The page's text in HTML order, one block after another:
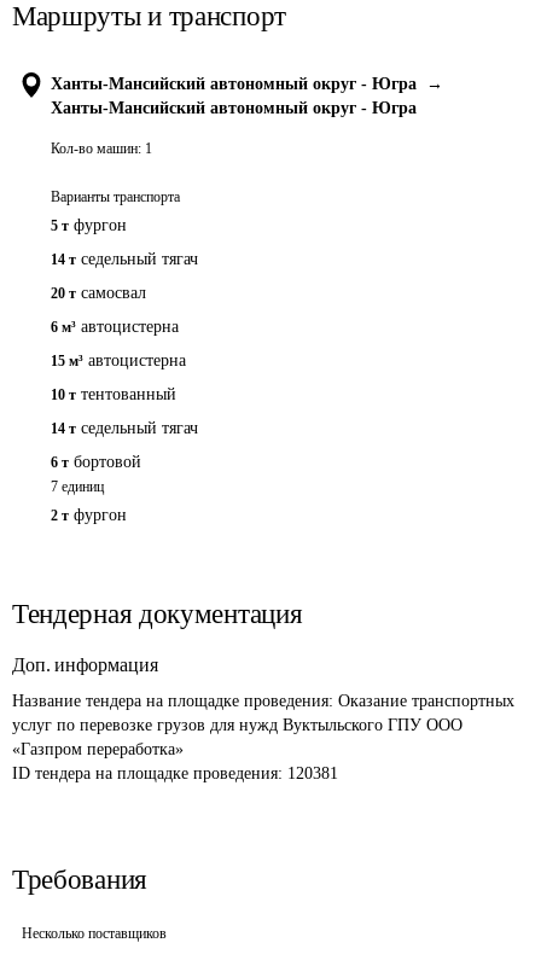
Маршруты и транспорт
Ханты-Мансийский автономный округ - Югра
→
Ханты-Мансийский автономный округ - Югра
Кол-во машин: 1
Варианты транспорта
5 т фургон
14 т седельный тягач
20 т самосвал
6 м³ автоцистерна
15 м³ автоцистерна
10 т тентованный
14 т седельный тягач
6 т бортовой
7 единиц
2 т фургон
Тендерная документация
Доп. информация
Название тендера на площадке проведения: Оказание транспортных
услуг по перевозке грузов для нужд Вуктыльского ГПУ ООО
«Газпром переработка»
ID тендера на площадке проведения: 120381
Требования
Несколько поставщиков